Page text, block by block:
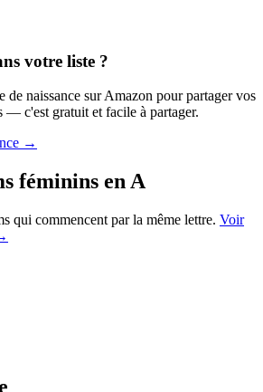
votre liste ?
de naissance sur Amazon pour partager vos
— c'est gratuit et facile à partager.
→
féminins en A
qui commencent par la même lettre. Voir